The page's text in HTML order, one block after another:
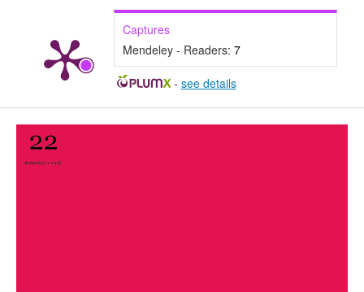
Captures
Mendeley - Readers: 7
- see details